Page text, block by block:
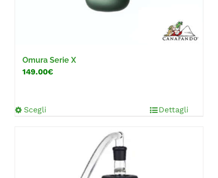
Omura Serie X
149.00€
Scegli Dettagli